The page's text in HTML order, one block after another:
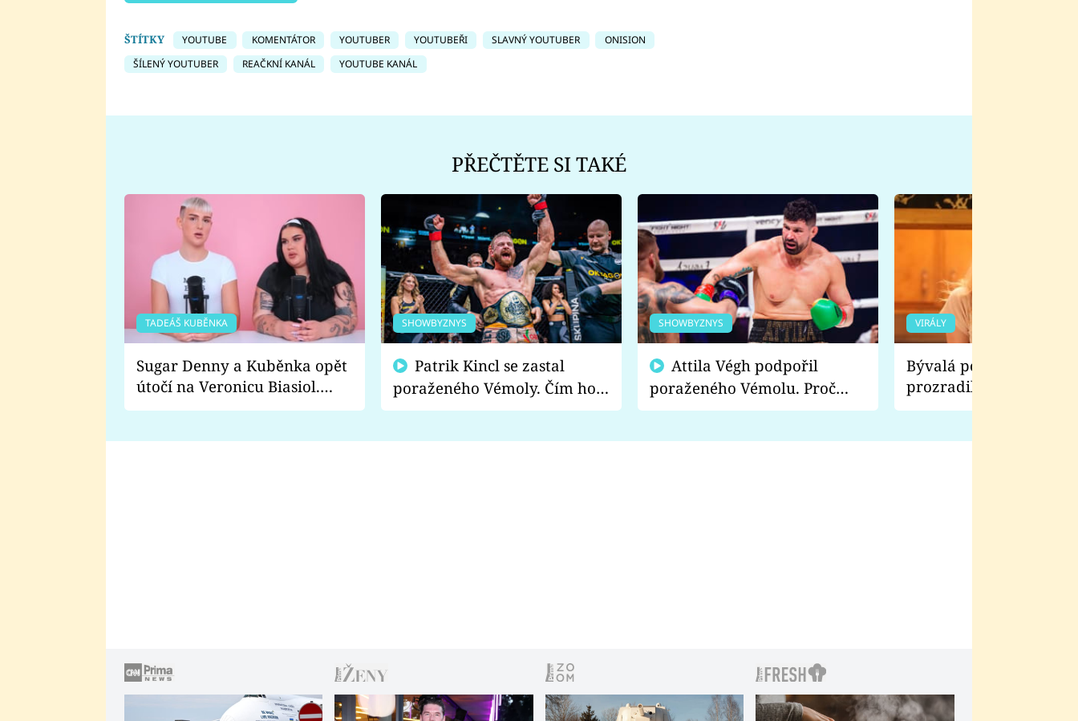
ŠTÍTKY YOUTUBE KOMENTÁTOR YOUTUBER YOUTUBEŘI SLAVNÝ YOUTUBER
ONISION
ŠÍLENÝ YOUTUBER
REAČKNÍ KANÁL YOUTUBE KANÁL
PŘEČTĚTE SI TAKÉ
TADEÁŠ KUBĚNKA
Sugar Denny a Kuběnka opět
útočí na Veronicu Biasiol.
Proč je podle nich falešná a
SHOWBYZNYS
poraženého Vémoly. Čím ho
fanoušci naštvali?
SHOWBYZNYS
poraženého Vémolu. Proč
chce raději zápasit s ním než
VIRÁLY
Bývalá pornoherečka
prozradila, co ji
natáčení Euforie.